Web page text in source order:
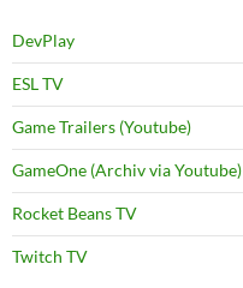
DevPlay
ESL TV
Game Trailers (Youtube)
GameOne (Archiv via Youtube)
Rocket Beans TV
Twitch TV